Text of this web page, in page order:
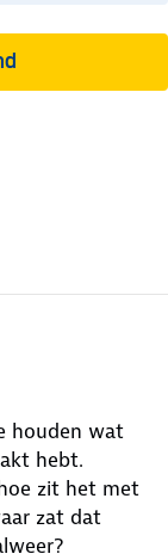
houden wat
hebt.
zit het met
zat dat